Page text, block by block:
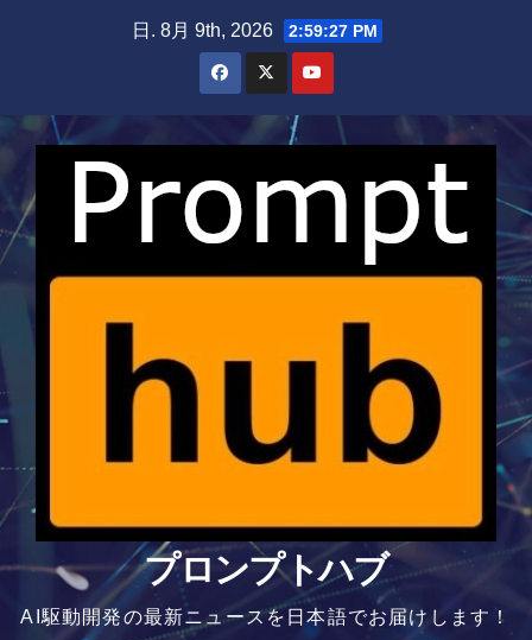
日. 8月 9th, 2026 2:59:27 PM
プロンプトハブ
AI駆動開発の最新ニュースを日本語でお届けします！